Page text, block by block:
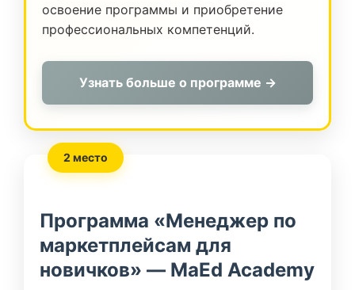
освоение программы и приобретение
профессиональных компетенций.
Узнать больше о программе →
2 место
Программа «Менеджер по
маркетплейсам для
новичков» — MaEd Academy